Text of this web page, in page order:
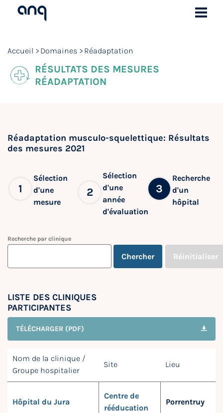
Accueil Domaines Réadaptation
RÉSULTATS DES MESURES
RÉADAPTATION
Réadaptation musculo-squelettique: Résultats
des mesures 2021
1
Sélection
d'une
mesure
2
Sélection
d'une
année
d'évaluation
3
Recherche
d'un
hôpital
Recherche par clinique
Chercher Réinitialiser
LISTE DES CLINIQUES
PARTICIPANTES
TÉLÉCHARGER (PDF)
Nom de la clinique /
Groupe hospitalier
Site Lieu
Hôpital du Jura
Centre de
rééducation
Porrentruy